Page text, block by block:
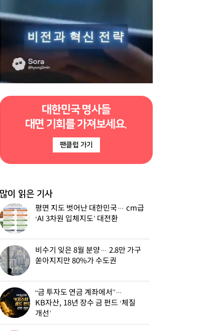
대한민국 명사들
대면 기회를 가져보세요.
팬클럽 가기
많이 읽은 기사
평면 지도 벗어난 대한민국… cm급
‘AI 3차원 입체지도’ 대전환
비수기 잊은 8월 분양… 2.8만 가구
쏟아지지만 80%가 수도권
“금 투자도 연금 계좌에서”…
KB자산, 18년 장수 금 펀드 ‘체질
개선’